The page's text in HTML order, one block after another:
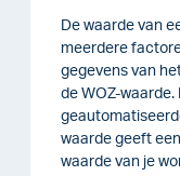
De waarde van
meerdere
gegevens van
de WOZ-
waarde geeft
waarde van je